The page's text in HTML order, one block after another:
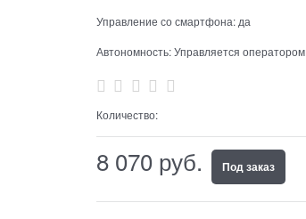
Управление со смартфона: да
Автономность:Управляется оператором
Количество:
8 070 руб. Под заказ